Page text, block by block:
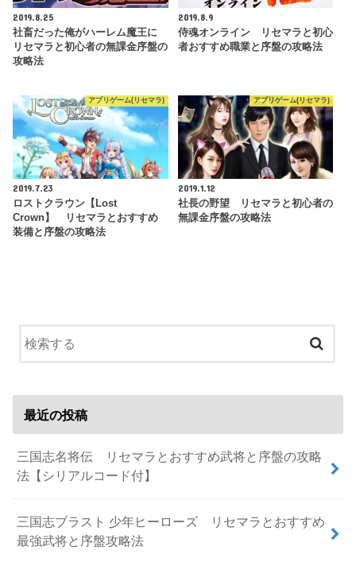
2019.8.25
社畜だった俺がハーレム魔王に
リセマラと初心者の無課金序盤の
攻略法
2019.8.9
侍魂オンライン リセマラと初心
者おすすめ職業と序盤の攻略法
アプリゲーム(リセマラ)
2019.7.23
ロストクラウン【Lost
Crown】 リセマラとおすすめ
装備と序盤の攻略法
アプリゲーム(リセマラ)
2019.1.12
社長の野望 リセマラと初心者の
無課金序盤の攻略法
最近の投稿
三国志名将伝 リセマラとおすすめ武将と序盤の攻略
法【シリアルコード付】
三国志ブラスト 少年ヒーローズ リセマラとおすすめ
最強武将と序盤攻略法